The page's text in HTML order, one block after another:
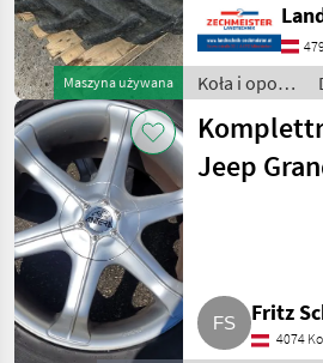
Maszyna używana
opon, Koła
akcesoria, Koła
Koła i
Koła i opony
/ Sonstige
Jeep
Fritz
4074